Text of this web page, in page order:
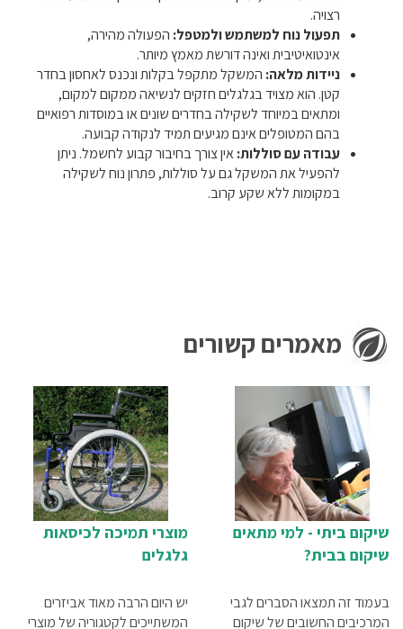
רצויה.
תפעול נוח למשתמש ולמטפל: הפעולה מהירה,
אינטואיטיבית ואינה דורשת מאמץ מיותר.
ניידות מלאה: המשקל מתקפל בקלות ונכנס לאחסון בחדר
קטן. הוא מצויד בגלגלים חזקים לנשיאה ממקום למקום,
ומתאים במיוחד לשקילה בחדרים שונים או במוסדות רפואיים
בהם המטופלים אינם מגיעים תמיד לנקודה קבועה.
עבודה עם סוללות:אין צורך בחיבור קבוע לחשמל. ניתן
להפעיל את המשקל גם על סוללות, פתרון נוח לשקילה
במקומות ללא שקע קרוב.
מאמרים קשורים
שיקום ביתי - למי מתאים
שיקום בבית?
בעמוד זה תמצאו הסברים לגבי
המרכיבים החשובים של שיקום
מוצרי תמיכה לכיסאות
גלגלים
יש היום הרבה מאוד אביזרים
המשתייכים לקטגוריה של מוצרי